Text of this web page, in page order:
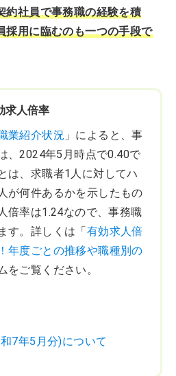
約社員で事務職の経験を積
採用に臨むのも一つの手段で
求人倍率
業紹介状況 」によると、事
、2024年5月時点で0.40で
は、求職者1人に対してハ
が何件あるかを示したもの
倍率は1.24なので、事務職
す。詳しくは「有効求人倍
年度ごとの推移や職種別の
をご覧ください。
7年5月分)について